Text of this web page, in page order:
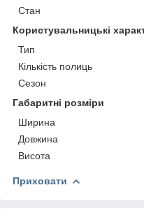
Стан
Користувальницькі
Тип
Кількість полиць
Сезон
Габаритні розміри
Ширина
Довжина
Висота
Приховати